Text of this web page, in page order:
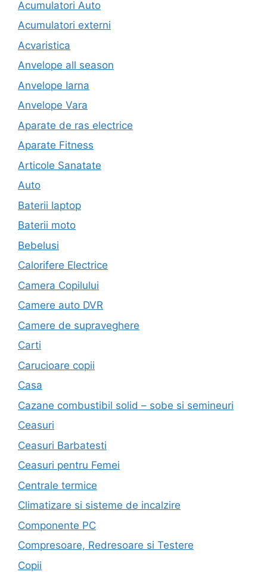
Acumulatori Auto
Acumulatori externi
Acvaristica
Anvelope all season
Anvelope Iarna
Anvelope Vara
Aparate de ras electrice
Aparate Fitness
Articole Sanatate
Auto
Baterii laptop
Baterii moto
Bebelusi
Calorifere Electrice
Camera Copilului
Camere auto DVR
Camere de supraveghere
Carti
Carucioare copii
Casa
Cazane combustibil solid – sobe si semineuri
Ceasuri
Ceasuri Barbatesti
Ceasuri pentru Femei
Centrale termice
Climatizare si sisteme de incalzire
Componente PC
Compresoare, Redresoare si Testere
Copii